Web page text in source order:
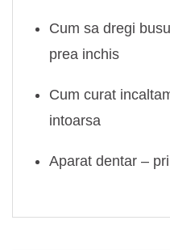
Cum sa dregi
prea inchis
Cum curat
intoarsa
Aparat dentar –